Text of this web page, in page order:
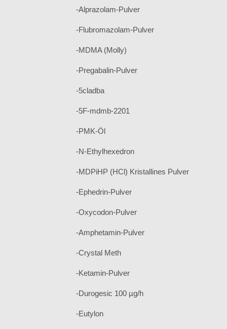
-Alprazolam-Pulver
-Flubromazolam-Pulver
-MDMA (Molly)
-Pregabalin-Pulver
-5cladba
-5F-mdmb-2201
-PMK-Öl
-N-Ethylhexedron
-MDPiHP (HCl) Kristallines Pulver
-Ephedrin-Pulver
-Oxycodon-Pulver
-Amphetamin-Pulver
-Crystal Meth
-Ketamin-Pulver
-Durogesic 100 µg/h
-Eutylon